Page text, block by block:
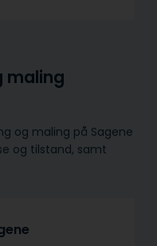
maling
og maling på Sagene
og tilstand, samt